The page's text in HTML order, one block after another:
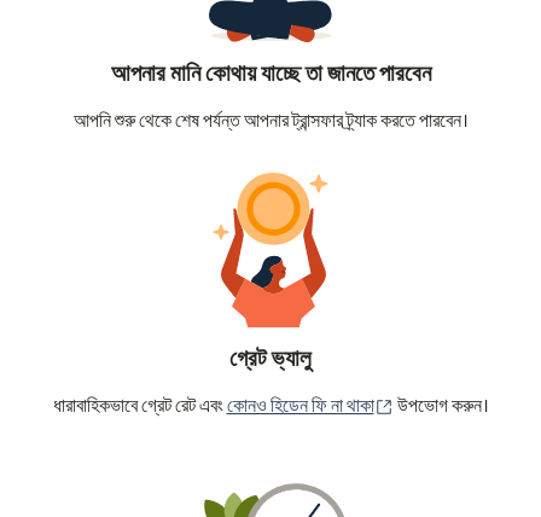
আপনার মানি কোথায় যাচ্ছে তা জানতে পারবেন
আপনি শুরু থেকে শেষ পর্যন্ত আপনার ট্রান্সফার ট্র্যাক করতে পারবেন।
গ্রেট ভ্যালু
ধারাবাহিকভাবে গ্রেট রেট এবংকোনও হিডেন ফি না থাকা (নতুন উইন্ডোতে খুলবে)
উপভোগ করুন।